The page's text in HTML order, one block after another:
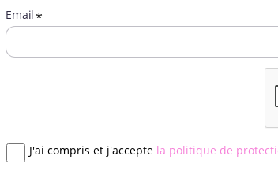
Email*
J'ai compris et j'accepte la politique de